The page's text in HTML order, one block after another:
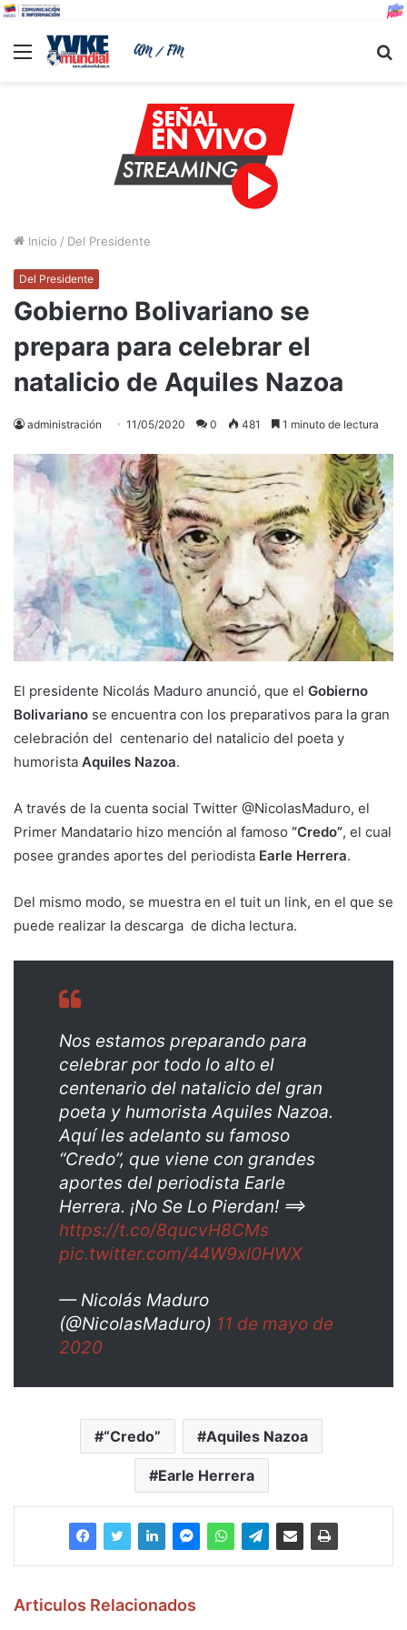
Menu
Inicio / Del Presidente
Del Presidente
Gobierno Bolivariano se
prepara para celebrar el
natalicio de Aquiles Nazoa
administración 11/05/2020 0 481 1 minuto de lectura
El presidente Nicolás Maduro anunció, que el Gobierno
Bolivariano se encuentra con los preparativos para la gran
celebración del centenario del natalicio del poeta y
humorista Aquiles Nazoa.
A través de la cuenta social Twitter @NicolasMaduro, el
Primer Mandatario hizo mención al famoso “Credo”, el cual
posee grandes aportes del periodista Earle Herrera.
Del mismo modo, se muestra en el tuit un link, en el que se
puede realizar la descarga de dicha lectura.
Nos estamos preparando para
celebrar por todo lo alto el
centenario del natalicio del gran
poeta y humorista Aquiles Nazoa.
Aquí les adelanto su famoso
“Credo”, que viene con grandes
aportes del periodista Earle
Herrera. ¡No Se Lo Pierdan! ==>
https://t.co/8qucvH8CMs
pic.twitter.com/44W9xI0HWX
— Nicolás Maduro
(@NicolasMaduro) 11 de mayo de
2020
“Credo” Aquiles Nazoa
Earle Herrera
Articulos Relacionados